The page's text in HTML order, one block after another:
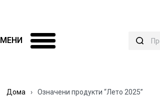
Дома › Означени продукти “Лето 2025”